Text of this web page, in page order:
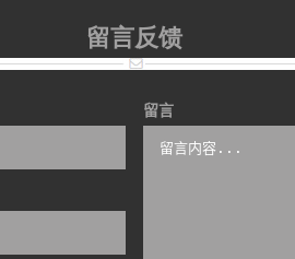
留言反馈
留言